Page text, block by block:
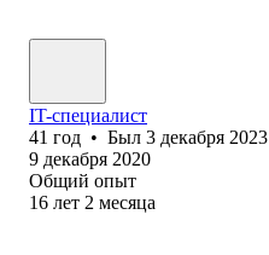
IT-специалист
41 год • Был 3 декабря 2023
9 декабря 2020
Общий опыт
16 лет 2 месяца